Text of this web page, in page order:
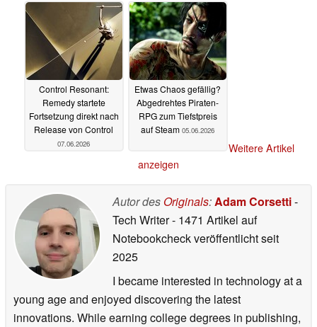
Control Resonant:
Remedy startete
Fortsetzung direkt nach
Release von Control
07.06.2026
Etwas Chaos gefällig?
Abgedrehtes Piraten-
RPG zum Tiefstpreis
auf Steam 05.06.2026
Weitere Artikel
anzeigen
Autor des Originals:Adam Corsetti-
Tech Writer- 1471 Artikel auf
Notebookcheck veröffentlichtseit
2025
I became interested in technology at a
young age and enjoyed discovering the latest
innovations. While earning college degrees in publishing,